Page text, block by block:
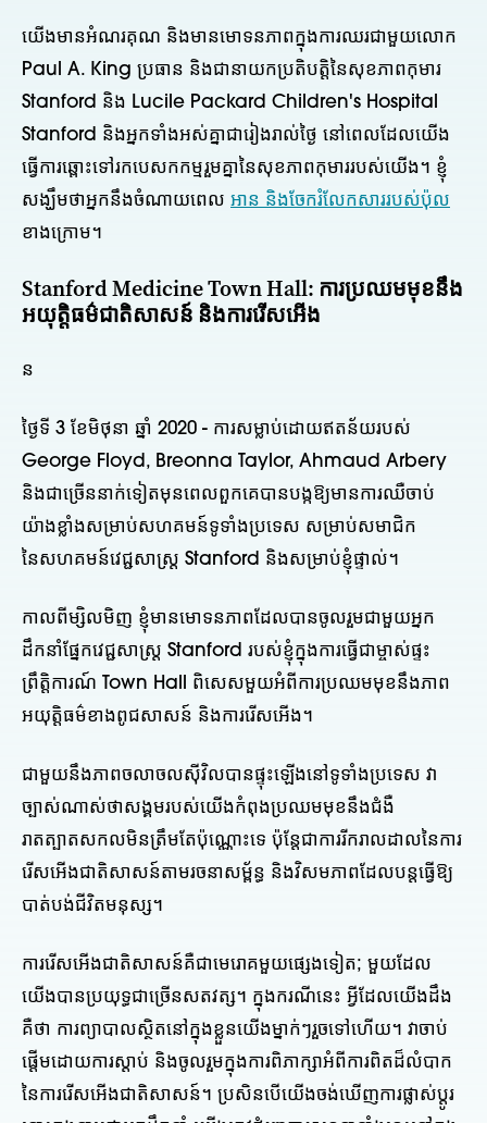
យើងមានអំណរគុណ និងមានមោទនភាពក្នុងការឈរជាមួយលោក
Paul A. King ប្រធាន និងជានាយកប្រតិបត្តិនៃសុខភាពកុមារ
Stanford និង Lucile Packard Children's Hospital
Stanford និងអ្នកទាំងអស់គ្នាជារៀងរាល់ថ្ងៃ នៅពេលដែលយើង
ធ្វើការឆ្ពោះទៅរកបេសកកម្មរួមគ្នានៃសុខភាពកុមាររបស់យើង។ ខ្ញុំ
សង្ឃឹមថាអ្នកនឹងចំណាយពេល អាន និងចែករំលែកសាររបស់ប៉ុល
ខាងក្រោម។
Stanford Medicine Town Hall: ការប្រឈមមុខនឹង
អយុត្តិធម៌ជាតិសាសន៍ និងការរើសអើង
ន
ថ្ងៃទី 3 ខែមិថុនា ឆ្នាំ 2020 - ការសម្លាប់ដោយឥតន័យរបស់
George Floyd, Breonna Taylor, Ahmaud Arbery
និងជាច្រើននាក់ទៀតមុនពេលពួកគេបានបង្កឱ្យមានការឈឺចាប់
យ៉ាងខ្លាំងសម្រាប់សហគមន៍ទូទាំងប្រទេស សម្រាប់សមាជិក
នៃសហគមន៍វេជ្ជសាស្ត្រ Stanford និងសម្រាប់ខ្ញុំផ្ទាល់។
កាលពីម្សិលមិញ ខ្ញុំមានមោទនភាពដែលបានចូលរួមជាមួយអ្នក
ដឹកនាំផ្នែកវេជ្ជសាស្ត្រ Stanford របស់ខ្ញុំក្នុងការធ្វើជាម្ចាស់ផ្ទះ
ព្រឹត្តិការណ៍ Town Hall ពិសេសមួយអំពីការប្រឈមមុខនឹងភាព
អយុត្តិធម៌ខាងពូជសាសន៍ និងការរើសអើង។
ជាមួយនឹងភាពចលាចលស៊ីវិលបានផ្ទុះឡើងនៅទូទាំងប្រទេស វា
ច្បាស់ណាស់ថាសង្គមរបស់យើងកំពុងប្រឈមមុខនឹងជំងឺ
រាតត្បាតសកលមិនត្រឹមតែប៉ុណ្ណោះទេ ប៉ុន្តែជាការរីករាលដាលនៃការ
រើសអើងជាតិសាសន៍តាមរចនាសម្ព័ន្ធ និងវិសមភាពដែលបន្តធ្វើឱ្យ
បាត់បង់ជីវិតមនុស្ស។
ការរើសអើងជាតិសាសន៍គឺជាមេរោគមួយផ្សេងទៀត; មួយ​ដែល​
យើង​បាន​ប្រយុទ្ធ​ជា​ច្រើន​សតវត្ស។ ក្នុងករណីនេះ អ្វី​ដែល​យើង​ដឹង​
គឺថា ការព្យាបាល​ស្ថិតនៅ​ក្នុង​ខ្លួន​យើង​ម្នាក់ៗ​រួចទៅហើយ។ វាចាប់
ផ្តើមដោយការស្តាប់ និងចូលរួមក្នុងការពិភាក្សាអំពីការពិតដ៏លំបាក
នៃការរើសអើងជាតិសាសន៍។ ប្រសិនបើយើងចង់ឃើញការផ្លាស់ប្តូរ